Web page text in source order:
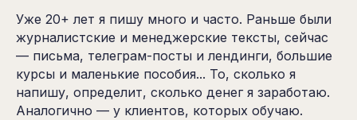
Уже 20+ лет я пишу много и часто. Раньше были
журналистские и менеджерские тексты, сейчас
— письма, телеграм-посты и лендинги, большие
курсы и маленькие пособия... То, сколько я
напишу, определит, сколько денег я заработаю.
Аналогично — у клиентов, которых обучаю.